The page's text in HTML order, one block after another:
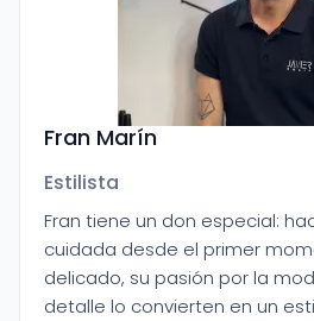
Fran Marín
Estilista
Fran tiene un don especial:
cuidada desde el primer
delicado, su pasión por la
detalle lo convierten en un